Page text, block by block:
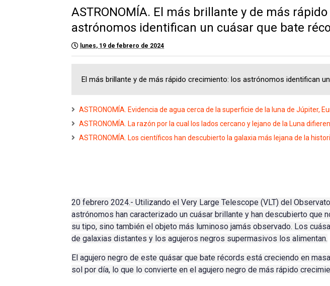
ASTRONOMÍA. El más brillante y de más
astrónomos identifican un cuásar que bate
lunes, 19 de febrero de 2024
El más brillante y de más rápido crecimiento: los astrónomos identifican
ASTRONOMÍA. Evidencia de agua cerca de la superficie de la luna de Júpiter,
ASTRONOMÍA. La razón por la cual los lados cercano y lejano de la Luna
ASTRONOMÍA. Los científicos han descubierto la galaxia más lejana de la
20 febrero 2024.- Utilizando el Very Large Telescope (VLT) del
astrónomos han caracterizado un cuásar brillante y han descubierto que
su tipo, sino también el objeto más luminoso jamás observado. Los
de galaxias distantes y los agujeros negros supermasivos los alimentan.
El agujero negro de este quásar que bate récords está creciendo en
sol por día, lo que lo convierte en el agujero negro de más rápido